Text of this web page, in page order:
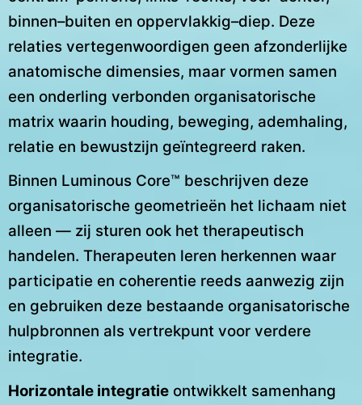
binnen–buiten en oppervlakkig–diep. Deze
relaties vertegenwoordigen geen afzonderlijke
anatomische dimensies, maar vormen samen
een onderling verbonden organisatorische
matrix waarin houding, beweging, ademhaling,
relatie en bewustzijn geïntegreerd raken.
Binnen Luminous Core™ beschrijven deze
organisatorische geometrieën het lichaam niet
alleen — zij sturen ook het therapeutisch
handelen. Therapeuten leren herkennen waar
participatie en coherentie reeds aanwezig zijn
en gebruiken deze bestaande organisatorische
hulpbronnen als vertrekpunt voor verdere
integratie.
Horizontale integratie ontwikkelt samenhang